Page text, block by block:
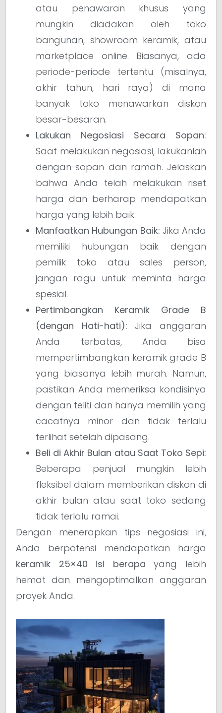
atau penawaran khusus yang
mungkin diadakan oleh toko
bangunan, showroom keramik, atau
marketplace online. Biasanya, ada
periode-periode tertentu (misalnya,
akhir tahun, hari raya) di mana
banyak toko menawarkan diskon
besar-besaran.
Lakukan Negosiasi Secara Sopan:
Saat melakukan negosiasi, lakukanlah
dengan sopan dan ramah. Jelaskan
bahwa Anda telah melakukan riset
harga dan berharap mendapatkan
harga yang lebih baik.
Manfaatkan Hubungan Baik: Jika Anda
memiliki hubungan baik dengan
pemilik toko atau sales person,
jangan ragu untuk meminta harga
spesial.
Pertimbangkan Keramik Grade B
(dengan Hati-hati): Jika anggaran
Anda terbatas, Anda bisa
mempertimbangkan keramik grade B
yang biasanya lebih murah. Namun,
pastikan Anda memeriksa kondisinya
dengan teliti dan hanya memilih yang
cacatnya minor dan tidak terlalu
terlihat setelah dipasang.
Beli di Akhir Bulan atau Saat Toko Sepi:
Beberapa penjual mungkin lebih
fleksibel dalam memberikan diskon di
akhir bulan atau saat toko sedang
tidak terlalu ramai.
Dengan menerapkan tips negosiasi ini,
Anda berpotensi mendapatkan harga
keramik 25×40 isi berapa yang lebih
hemat dan mengoptimalkan anggaran
proyek Anda.